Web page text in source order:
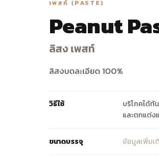
เพสท์ (PASTE)
Peanut
ลิสง เพสท์
ลิสงบดละเอียด 100%
วิธีใช้
บริโภคได้ทั
และตกแต่ง
ขนาดบรรจุ ข้อมูลเพิ่มเ